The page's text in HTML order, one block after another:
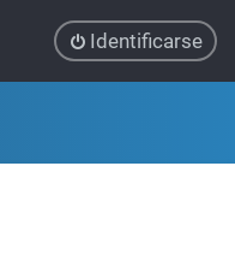
Identificarse